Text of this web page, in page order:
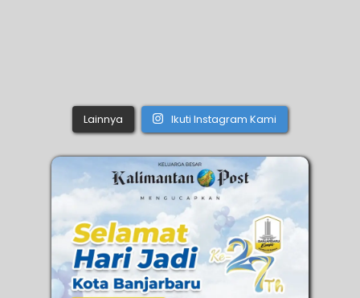
Lainnya Ikuti Instagram Kami